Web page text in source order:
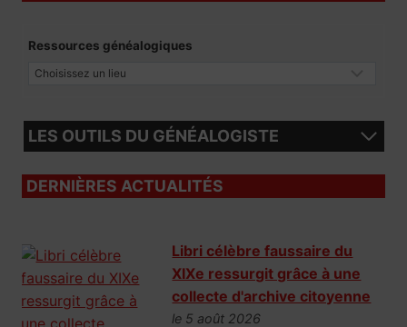
Ressources généalogiques
LES OUTILS DU GÉNÉALOGISTE
DERNIÈRES ACTUALITÉS
Libri célèbre faussaire du
XIXe ressurgit grâce à une
collecte d'archive citoyenne
le 5 août 2026